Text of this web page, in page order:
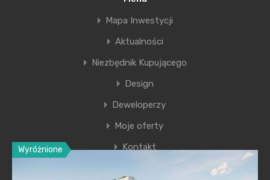
Wyróżnione
Mapa Inwestycji
Aktualności
Niezbędnik Kupującego
Design
Deweloperzy
Moje oferty
Kontakt